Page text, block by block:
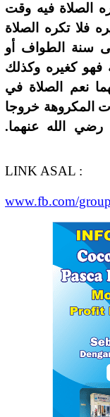
الصلاة فيه وقت
فلا تكره الصلاة
سنة الطواف أو
فهو كغيره وكذلك
نعم الصلاة في
المكروهة خروجا
رضي الله عنهما.
LINK ASAL :
www.fb.com/